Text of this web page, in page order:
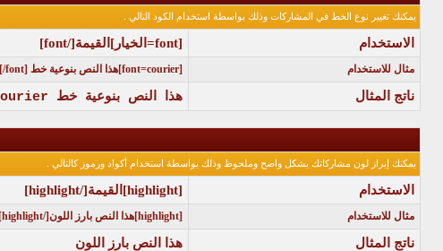
يمكنك تغيير نوع الخط في المشاركات وذلك بواسطة استخدام الكود التالي .
الاستخدام [font= الخيار ] القيمة[/font]
مثال للاستخدام [font=courier]هذا النص بنوعية خط courier[/font]
ناتج المثال هذا النص بنوعية خط courier
يمكنك إبراز لون مشاركاتك بشكل واضح وملحوظ وذلك بواسطة استخدام أكواد ورموز كالتالي .
الاستخدام [highlight] القيمة[/highlight]
مثال للاستخدام [highlight]هذا النص بارز اللون[/highlight]
ناتج المثال هذا النص بارز اللون